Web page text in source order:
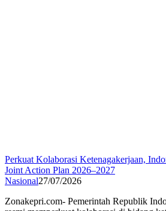
Perkuat Kolaborasi Ketenagakerjaan,
Joint Action Plan 2026–2027
Nasional27/07/2026
Zonakepri.com- Pemerintah Republik